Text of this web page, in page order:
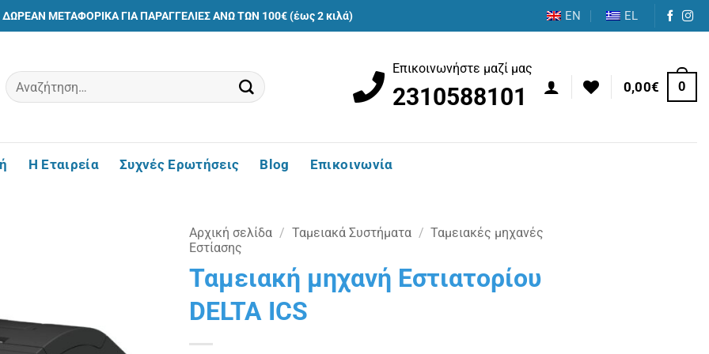
ΔΩΡΕΑΝ ΜΕΤΑΦΟΡΙΚΑ ΓΙΑ ΠΑΡΑΓΓΕΛΙΕΣ ΑΝΩ ΤΩΝ 100€ (έως 2 κιλά) EN EL
Αναζήτηση
για:
Επικοινωνήστε μαζί μας
2310588101 0,00€ 0
Η Εταιρεία Συχνές Ερωτήσεις Blog Επικοινωνία
επιθυμιών
Αρχική σελίδα / Ταμειακά Συστήματα / Ταμειακές μηχανές
Εστίασης
Ταμειακή μηχανή Εστιατορίου
DELTA ICS